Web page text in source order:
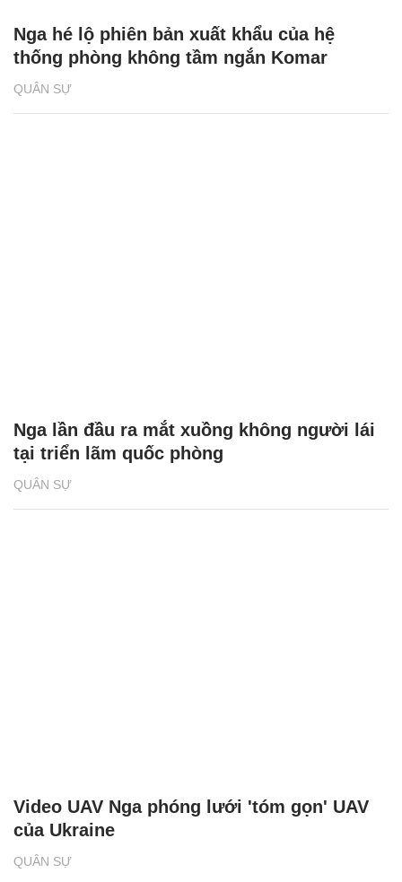
QUÂN SỰ
Nga hé lộ phiên bản xuất khẩu của hệ
thống phòng không tầm ngắn Komar
QUÂN SỰ
Nga lần đầu ra mắt xuồng không người lái
tại triển lãm quốc phòng
QUÂN SỰ
Video UAV Nga phóng lưới 'tóm gọn' UAV
của Ukraine